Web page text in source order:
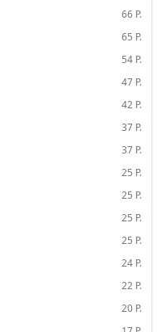
66 P.
65 P.
54 P.
47 P.
42 P.
37 P.
37 P.
25 P.
25 P.
25 P.
25 P.
24 P.
22 P.
20 P.